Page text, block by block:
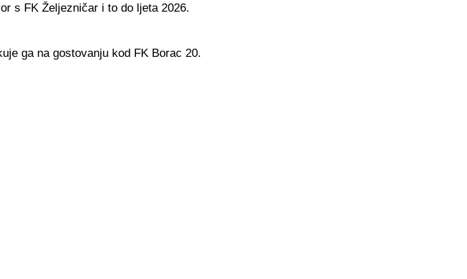
s FK Željezničar i to do ljeta 2026.
ga na gostovanju kod FK Borac 20.